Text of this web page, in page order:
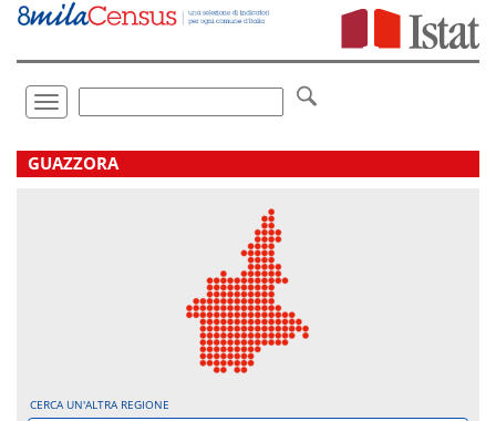
Vai
direttamente
Toggle
navigation
.
GUAZZORA
CERCA UN'ALTRA REGIONE